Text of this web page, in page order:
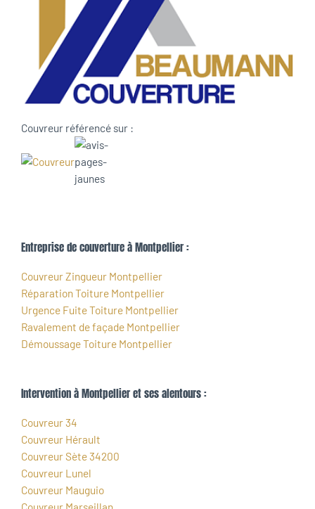
Couvreur référencé sur :
Entreprise de couverture à Montpellier :
Couvreur Zingueur Montpellier
Réparation Toiture Montpellier
Urgence Fuite Toiture Montpellier
Ravalement de façade Montpellier
Démoussage Toiture Montpellier
Intervention à Montpellier et ses alentours :
Couvreur 34
Couvreur Hérault
Couvreur Sète 34200
Couvreur Lunel
Couvreur Mauguio